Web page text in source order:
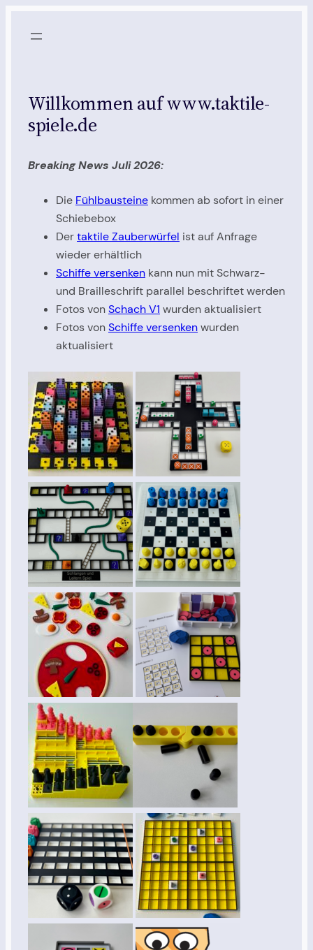
Inhalt
Willkommen auf www.taktile-
spiele.de
Breaking News Juli 2026:
Die Fühlbausteine kommen ab sofort in einer
Schiebebox
Dertaktile Zauberwürfel ist auf Anfrage
wieder erhältlich
Schiffe versenken kann nun mit Schwarz-
und Brailleschrift parallel beschriftet werden
Fotos vonSchach V1 wurden aktualisiert
Fotos vonSchiffe versenkenwurden
aktualisiert